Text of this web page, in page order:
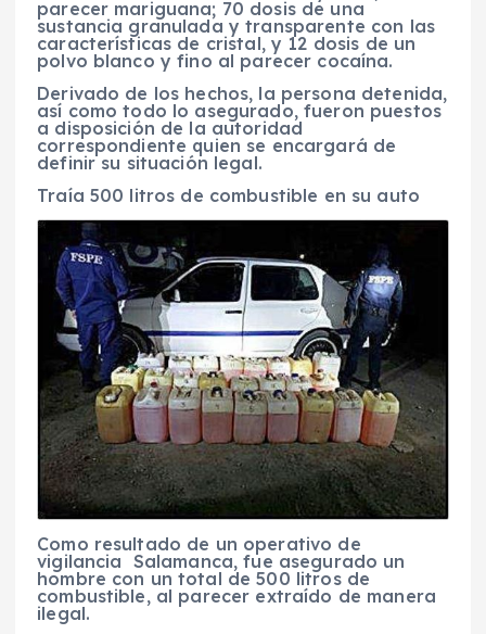
parecer mariguana; 70 dosis de una
sustancia granulada y transparente con las
características de cristal, y 12 dosis de un
polvo blanco y fino al parecer cocaína.
Derivado de los hechos, la persona detenida,
así como todo lo asegurado, fueron puestos
a disposición de la autoridad
correspondiente quien se encargará de
definir su situación legal.
Traía 500 litros de combustible en su auto
Como resultado de un operativo de
vigilancia Salamanca, fue asegurado un
hombre con un total de 500 litros de
combustible, al parecer extraído de manera
ilegal.